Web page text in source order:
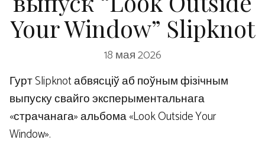
Your Window” Slipknot
18 мая 2026
Гурт Slipknot абвясціў аб поўным фізічным
выпуску свайго эксперыментальнага
«страчанага» альбома «Look Outside Your
Window».